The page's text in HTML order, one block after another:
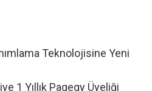
Teknolojisine Yeni
1 Yıllık Pagegy Üyeliği